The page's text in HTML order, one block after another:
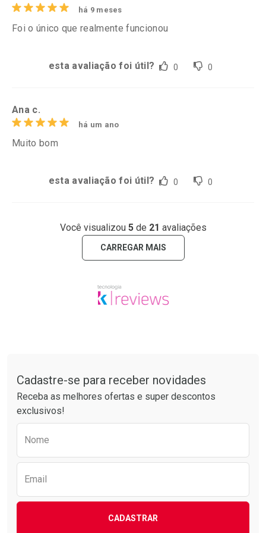
há 9 meses
Foi o único que realmente funcionou
esta avaliação foi útil? 0 0
Ana c.
há um ano
Muito bom
esta avaliação foi útil? 0 0
Você visualizou 5de 21 avaliações
CARREGAR MAIS
Cadastre-se para receber novidades
Receba as melhores ofertas e super descontos
exclusivos!
Nome
Email
CADASTRAR